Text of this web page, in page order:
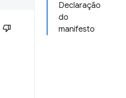
Declaração
do
manifesto